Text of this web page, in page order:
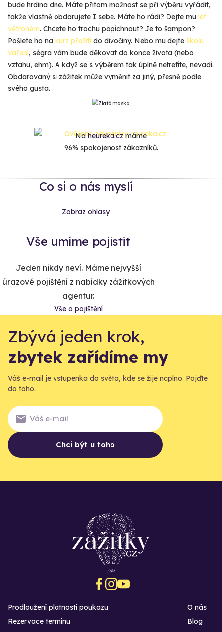
bude hrdina dne. Máte přitom možnost se při výběru vyřádit,
takže vlastně obdarujete I sebe. Máte ho rádi? Dejte mu let
větroněm. Chcete ho trochu popíchnout? Je to šampon?
Pošlete ho na kurz přežití do divočiny. Nebo mu dejte školu
vaření, ségra vám bude děkovat do konce života (nebo
vztahu, ehm). A když se s výběrem tak úplně netrefíte, nevadí.
Obdarovaný si zážitek může vyměnit za jiný, přesně podle
svého gusta.
Naheureka.czmáme
96% spokojenost zákazníků.
Co si o nás myslí
Zobraz ohlasy
Vše umíme pojistit
Jeden nikdy neví. Máme nejvyšší
úrazové pojištění z nabídky zážitkových
agentur.
Vše o pojištění
Zbývá jeden krok,
zbytek zařídíme my
Váš e-mail je vstupenka do světa, kde se žije naplno. Pojďte
do toho.
Chci být u toho
Prodloužení platnosti poukazu
Rezervace termínu
O nás
Blog